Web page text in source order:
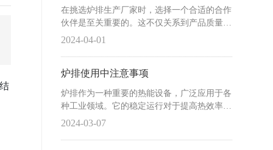
在挑选炉排生产厂家时，选择一个合适的合作
伙伴是至关重要的。这不仅关系到产品质量，
还直接影响到生产效率和企业的长期发展。下
2024-04-01
炉排使用中注意事项
炉排作为一种重要的热能设备，广泛应用于各
种工业领域。它的稳定运行对于提高热效率、
保障生产安全至关重要。本文将详细探讨炉排
2024-03-07